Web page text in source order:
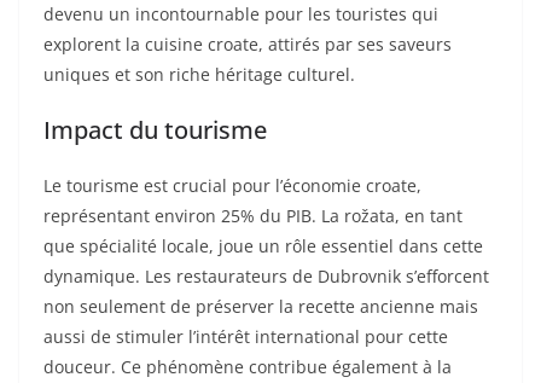
devenu un incontournable pour les touristes qui
explorent la cuisine croate, attirés par ses saveurs
uniques et son riche héritage culturel.
Impact du tourisme
Le tourisme est crucial pour l’économie croate,
représentant environ 25% du PIB. La rožata, en tant
que spécialité locale, joue un rôle essentiel dans cette
dynamique. Les restaurateurs de Dubrovnik s’efforcent
non seulement de préserver la recette ancienne mais
aussi de stimuler l’intérêt international pour cette
douceur. Ce phénomène contribue également à la